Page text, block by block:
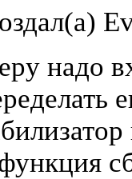
надо